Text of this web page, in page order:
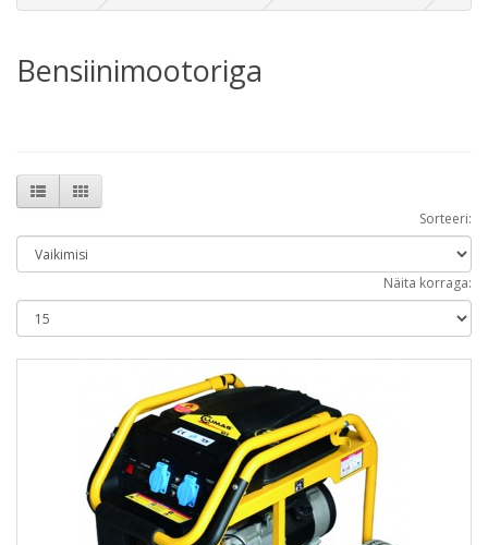
Bensiinimootoriga
Sorteeri:
Näita korraga: